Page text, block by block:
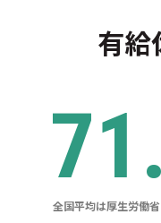
有給
全国平均は厚生労働